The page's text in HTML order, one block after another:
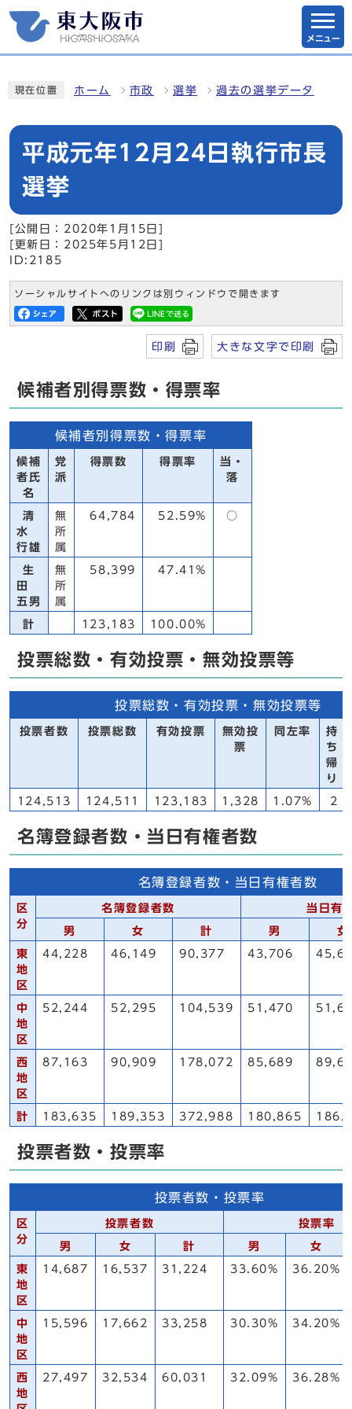
メニュー
現在位置 ホーム 市政 選挙 過去の選挙データ
平成元年12月24日執行市長
選挙
[公開日：2020年1月15日]
[更新日：2025年5月12日]
ID:2185
ソーシャルサイトへのリンクは別ウィンドウで開きます
印刷 大きな文字で印刷
候補者別得票数・得票率
候補者別得票数・得票率
候補
者氏
名
党
派
得票数 得票率
当・
落
清
水
行雄
無
所
属
64,784 52.59% ○
生
田
五男
無
所
属
58,399 47.41%
計 123,183 100.00%
投票総数・有効投票・無効投票等
投票総数・有効投票・無効投票等
投票者数 投票総数 有効投票
無効投
票
同左率
持
ち
帰
り
124,513 124,511 123,183 1,328 1.07% 2
名簿登録者数・当日有権者数
名簿登録者数・当日有権者数
区
分
名簿登録者数 当日有
男 女 計 男 女
東
地
区
44,228 46,149 90,377 43,706
中
地
区
52,244 52,295 104,539 51,470
西
地
区
87,163 90,909 178,072 85,689
計 183,635 189,353 372,988 180,865
投票者数・投票率
投票者数・投票率
区
分
投票者数 投票率
男 女 計 男 女
東
地
区
14,687 16,537 31,224 33.60% 36.20%
中
地
区
15,596 17,662 33,258 30.30% 34.20%
西
地
27,497 32,534 60,031 32.09% 36.28%